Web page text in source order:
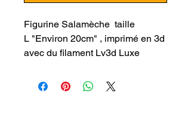
Figurine Salamèche taille
L "Environ 20cm" , imprimé en 3d
avec du filament Lv3d Luxe